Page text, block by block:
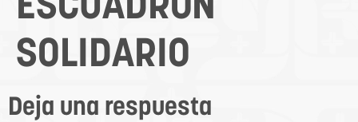
ESCUADRÓN
SOLIDARIO
Deja una respuesta